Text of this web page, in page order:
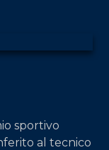
sportivo
al tecnico